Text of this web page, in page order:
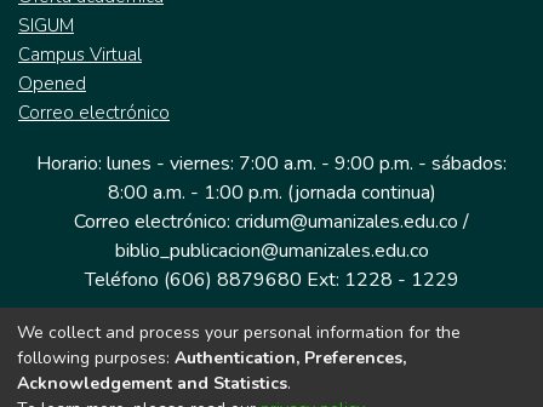
SIGUM
Campus Virtual
Opened
Correo electrónico
Horario: lunes - viernes: 7:00 a.m. - 9:00 p.m. - sábados:
8:00 a.m. - 1:00 p.m. (jornada continua)
Correo electrónico: cridum@umanizales.edu.co /
biblio_publicacion@umanizales.edu.co
Teléfono (606) 8879680 Ext: 1228 - 1229
Dirección: Cra 9 a # 19-03 Edificio histórico, piso 1
Manizales, Caldas
Colombia.
We collect and process your personal information for the
following purposes: Authentication, Preferences,
Acknowledgement and Statistics.